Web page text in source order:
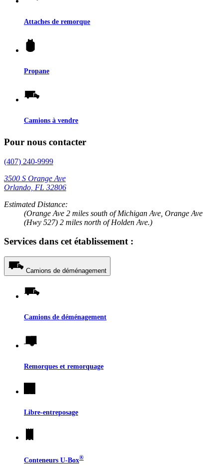
Attaches de remorque
Propane
Camions à vendre
Pour nous contacter
(407) 240-9999
3500 S Orange Ave
Orlando, FL 32806
Estimated Distance:
(Orange Ave 2 miles south of Michigan Ave, Orange Ave
(Hwy 527) 2 miles north of Holden Ave.)
Services dans cet établissement :
Camions de déménagement
Camions de déménagement
Remorques et remorquage
Libre-entreposage
Conteneurs U-Box®